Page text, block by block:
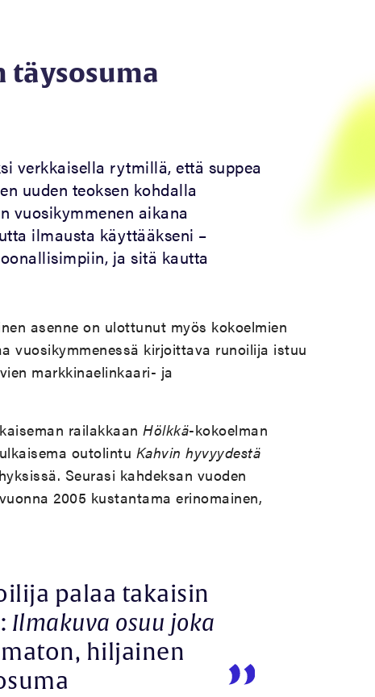
täysosuma
verkkaisella rytmillä, että suppea
uuden teoksen kohdalla
vuosikymmenen aikana
ilmausta käyttääkseni –
ja sitä kautta
asenne on ulottunut myös kokoelmien
vuosikymmenessä kirjoittava runoilija istuu
markkinaelinkaari- ja
railakkaan Hölkkä-kokoelman
outolintu Kahvin hyvyydestä
Seurasi kahdeksan vuoden
2005 kustantama erinomainen,
palaa takaisin
Ilmakuva osuu joka
hiljainen